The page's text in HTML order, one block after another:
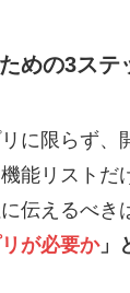
めの3ステ
に限らず、
能リストだ
伝えるべき
が必要か」